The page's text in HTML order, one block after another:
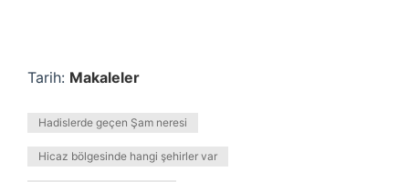
Tarih: Makaleler
Hadislerde geçen Şam neresi
Hicaz bölgesinde hangi şehirler var